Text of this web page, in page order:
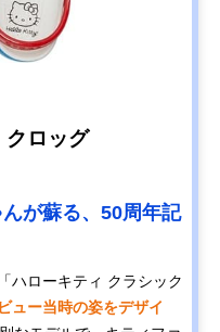
クロッグ
が蘇る、50周年記
ハローキティ クラシック
ュー当時の姿をデザイ